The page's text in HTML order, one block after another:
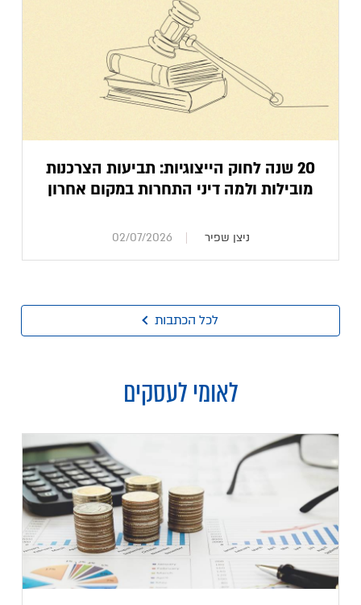
20 שנה לחוק הייצוגיות: תביעות הצרכנות
מובילות ולמה דיני התחרות במקום אחרון
ניצן שפיר 02/07/2026
לכל הכתבות
לאומי לעסקים